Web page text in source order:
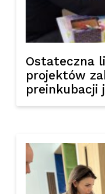
Ostateczna
projektów
preinkubacji